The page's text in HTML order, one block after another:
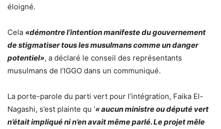
éloigné.
Cela «démontre l’intention manifeste du gouvernement
de stigmatiser tous les musulmans comme un danger
potentiel», a déclaré le conseil des représentants
musulmans de l’IGGO dans un communiqué.
La porte-parole du parti vert pour l’intégration, Faika El-
Nagashi, s’est plainte qu ’« aucun ministre ou député vert
n’était impliqué ni n’en avait même parlé. Le projet mêle